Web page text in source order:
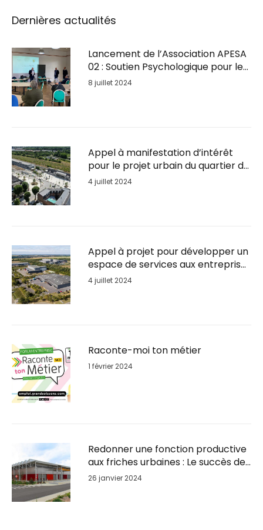
Dernières actualités
Lancement de l’Association APESA
02 : Soutien Psychologique pour les
Entrepreneurs en Détresse
8 juillet 2024
Appel à manifestation d’intérêt
pour le projet urbain du quartier de
la Gare de Soissons
4 juillet 2024
Appel à projet pour développer un
espace de services aux entreprises
sur le Parc d’activités du Plateau
4 juillet 2024
Raconte-moi ton métier
1 février 2024
Redonner une fonction productive
aux friches urbaines : Le succès de
la reconversion du Parc BSL à
26 janvier 2024